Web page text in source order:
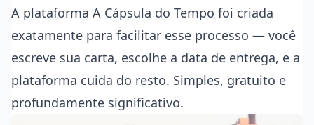
A plataforma A Cápsula do Tempo foi criada
exatamente para facilitar esse processo — você
escreve sua carta, escolhe a data de entrega, e a
plataforma cuida do resto. Simples, gratuito e
profundamente significativo.